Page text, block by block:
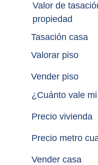
Valor de
propiedad
Tasación casa
Valorar piso
¿Cuánto vale
Precio vivienda
Precio metro
Vender casa
Vender piso